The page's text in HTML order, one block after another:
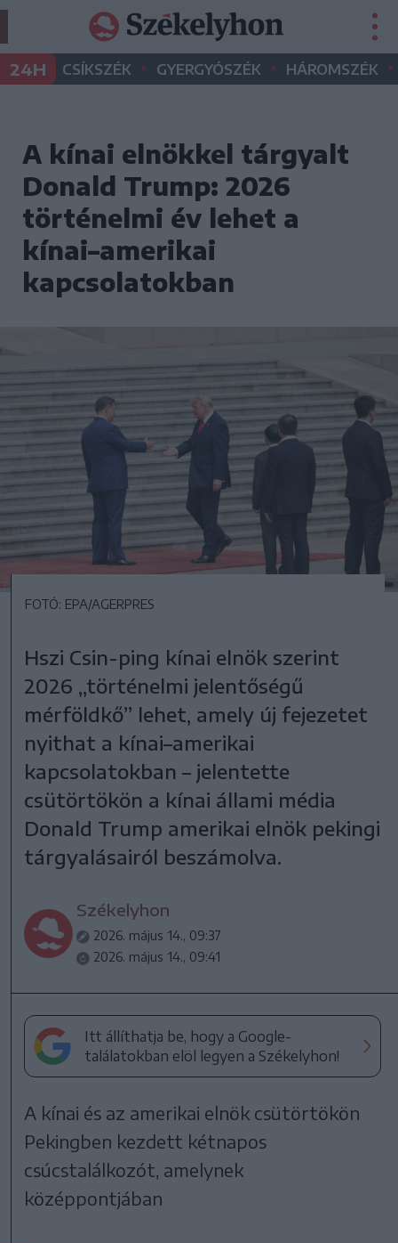
24H CSÍKSZÉK • GYERGYÓSZÉK • HÁROMSZÉK •
A kínai elnökkel tárgyalt
Donald Trump: 2026
történelmi év lehet a
kínai–amerikai
kapcsolatokban
FOTÓ: EPA/AGERPRES
Hszi Csin-ping kínai elnök szerint
2026 „történelmi jelentőségű
mérföldkő” lehet, amely új fejezetet
nyithat a kínai–amerikai
kapcsolatokban – jelentette
csütörtökön a kínai állami média
Donald Trump amerikai elnök pekingi
tárgyalásairól beszámolva.
Székelyhon
2026. május 14., 09:37
2026. május 14., 09:41
Itt állíthatja be, hogy a Google-
találatokban elöl legyen a Székelyhon!
A kínai és az amerikai elnök csütörtökön
Pekingben kezdett kétnapos
csúcstalálkozót, amelynek
középpontjában